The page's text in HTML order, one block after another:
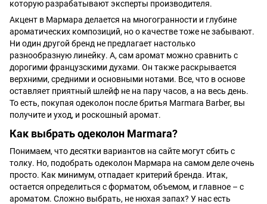
которую разрабатывают эксперты производителя.
Акцент в Мармара делается на многогранности и глубине
ароматических композиций, но о качестве тоже не забывают.
Ни один другой бренд не предлагает настолько
разнообразную линейку. А, сам аромат можно сравнить с
дорогими французскими духами. Он также раскрывается
верхними, средними и основными нотами. Все, что в основе
оставляет приятный шлейф не на пару часов, а на весь день.
То есть, покупая одеколон после бритья Marmara Barber, вы
получите и уход, и роскошный аромат.
Как выбрать одеколон Marmara?
Понимаем, что десятки вариантов на сайте могут сбить с
толку. Но, подобрать одеколон Мармара на самом деле очень
просто. Как минимум, отпадает критерий бренда. Итак,
остается определиться с форматом, объемом, и главное – с
ароматом. Сложно выбрать, не нюхая запах? У нас есть